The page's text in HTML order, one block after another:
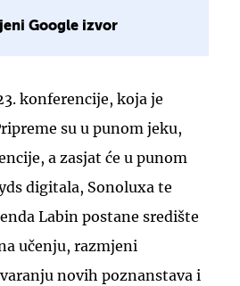
Google izvor
konferencije, koja je
su u punom jeku,
a zasjat će u punom
digitala, Sonoluxa te
Labin postane središte
učenju, razmjeni
novih poznanstava i